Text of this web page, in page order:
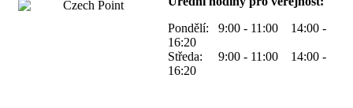
Pondělí: 9:00 - 11:00 14:00 -
16:20
Středa: 9:00 - 11:00 14:00 -
16:20